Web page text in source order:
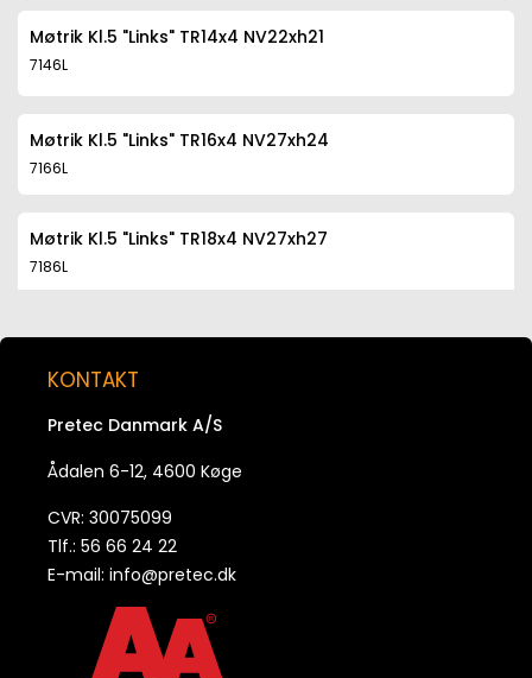
Møtrik Kl.5 "Links" TR14x4 NV22xh21
7146L
Møtrik Kl.5 "Links" TR16x4 NV27xh24
7166L
Møtrik Kl.5 "Links" TR18x4 NV27xh27
7186L
Møtrik Kl.5 "Links" TR20x4 NV30xh30
7206L
Møtrik Kl.5 "Links" TR22x5 NV30xh33
7226L
Møtrik Kl.5 "Links" TR24x5 NV36xh36
7246L
KONTAKT
Pretec Danmark A/S
Ådalen 6-12, 4600 Køge
CVR: 30075099
Tlf.: 56 66 24 22
E-mail: info@pretec.dk